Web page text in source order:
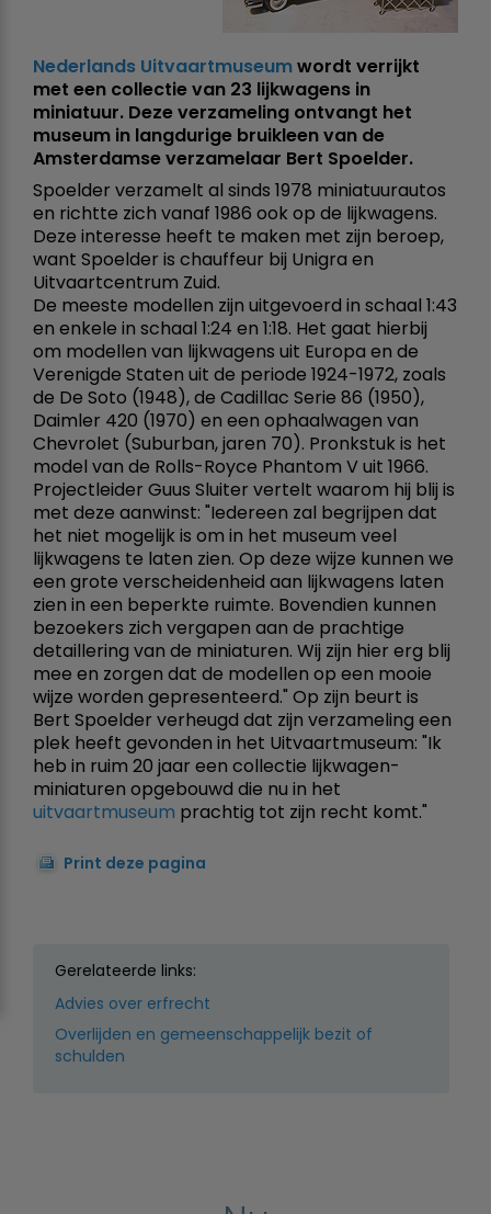
Nederlands Uitvaartmuseumwordt verrijkt
met een collectie van 23 lijkwagens in
miniatuur. Deze verzameling ontvangt het
museum in langdurige bruikleen van de
Amsterdamse verzamelaar Bert Spoelder.
Spoelder verzamelt al sinds 1978 miniatuurautos
en richtte zich vanaf 1986 ook op de lijkwagens.
Deze interesse heeft te maken met zijn beroep,
want Spoelder is chauffeur bij Unigra en
Uitvaartcentrum Zuid.
De meeste modellen zijn uitgevoerd in schaal 1:43
en enkele in schaal 1:24 en 1:18. Het gaat hierbij
om modellen van lijkwagens uit Europa en de
Verenigde Staten uit de periode 1924-1972, zoals
de De Soto (1948), de Cadillac Serie 86 (1950),
Daimler 420 (1970) en een ophaalwagen van
Chevrolet (Suburban, jaren 70). Pronkstuk is het
model van de Rolls-Royce Phantom V uit 1966.
Projectleider Guus Sluiter vertelt waarom hij blij is
met deze aanwinst: "Iedereen zal begrijpen dat
het niet mogelijk is om in het museum veel
lijkwagens te laten zien. Op deze wijze kunnen we
een grote verscheidenheid aan lijkwagens laten
zien in een beperkte ruimte. Bovendien kunnen
bezoekers zich vergapen aan de prachtige
detaillering van de miniaturen. Wij zijn hier erg blij
mee en zorgen dat de modellen op een mooie
wijze worden gepresenteerd." Op zijn beurt is
Bert Spoelder verheugd dat zijn verzameling een
plek heeft gevonden in het Uitvaartmuseum: "Ik
heb in ruim 20 jaar een collectie lijkwagen-
miniaturen opgebouwd die nu in het
uitvaartmuseum prachtig tot zijn recht komt."
Print deze pagina
Gerelateerde links:
Advies over erfrecht
Overlijden en gemeenschappelijk bezit of
schulden